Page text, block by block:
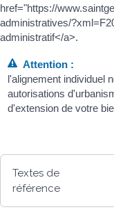
href="https://
administratives/
administratif</a>.
Attention :
l'alignement individuel
autorisations
d'extension de votre
Textes de
référence